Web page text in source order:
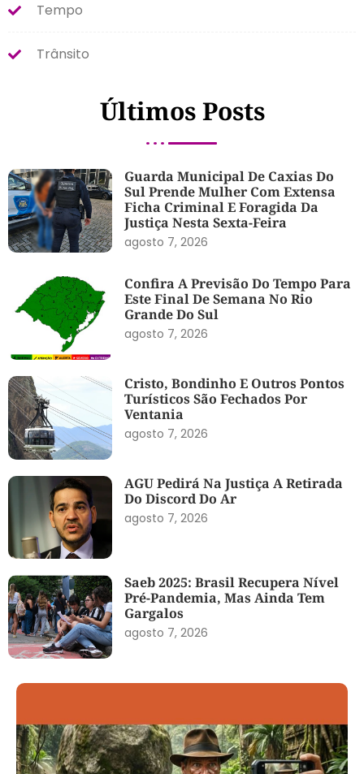
Tempo
Trânsito
Últimos Posts
Guarda Municipal De Caxias Do
Sul Prende Mulher Com Extensa
Ficha Criminal E Foragida Da
Justiça Nesta Sexta-Feira
agosto 7, 2026
Confira A Previsão Do Tempo Para
Este Final De Semana No Rio
Grande Do Sul
agosto 7, 2026
Cristo, Bondinho E Outros Pontos
Turísticos São Fechados Por
Ventania
agosto 7, 2026
AGU Pedirá Na Justiça A Retirada
Do Discord Do Ar
agosto 7, 2026
Saeb 2025: Brasil Recupera Nível
Pré-Pandemia, Mas Ainda Tem
Gargalos
agosto 7, 2026